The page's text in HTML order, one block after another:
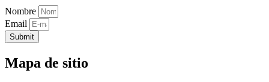
Nombre
Email
Submit
Mapa de sitio